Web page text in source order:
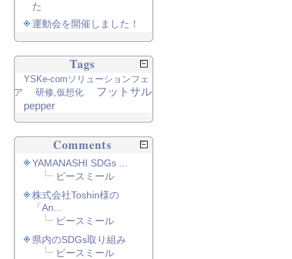
た
運動会を開催しました！
Tags
YSKe-comソリューションフェ
ア
研修,仮想化
フットサル
pepper
Comments
YAMANASHI SDGs ...
ピースミール
株式会社Toshin様の
「An...
ピースミール
県内のSDGs取り組み
ピースミール